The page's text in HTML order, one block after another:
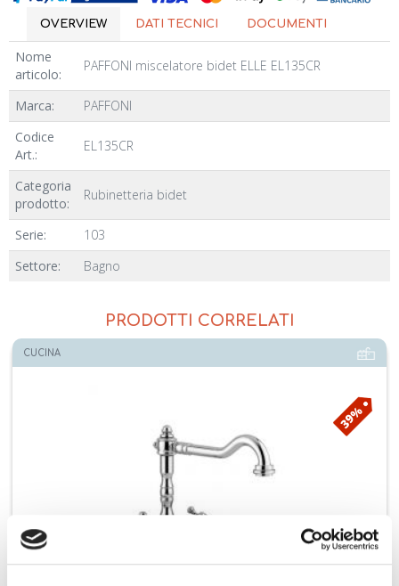
OVERVIEW DATI TECNICI DOCUMENTI
Nome
articolo:
PAFFONI miscelatore bidet ELLE EL135CR
Marca:
PAFFONI
Codice
Art.:
EL135CR
Categoria
prodotto:
Rubinetteria bidet
Serie:
103
Settore:
Bagno
PRODOTTI CORRELATI